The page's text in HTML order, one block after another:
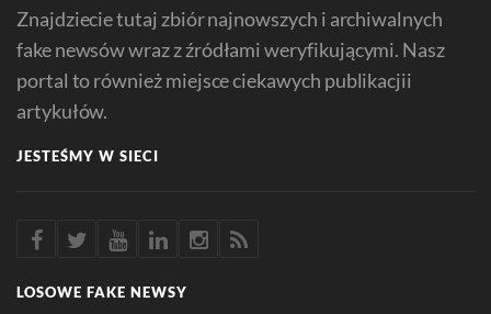
Znajdziecie tutaj zbiór najnowszych i archiwalnych
fake newsów wraz z źródłami weryfikującymi. Nasz
portal to również miejsce ciekawych publikacjii
artykułów.
JESTEŚMY W SIECI
LOSOWE FAKE NEWSY